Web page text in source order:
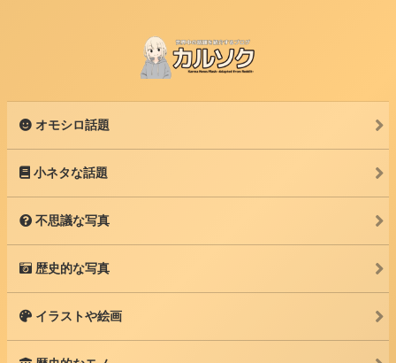
オモシロ話題
小ネタな話題
不思議な写真
歴史的な写真
イラストや絵画